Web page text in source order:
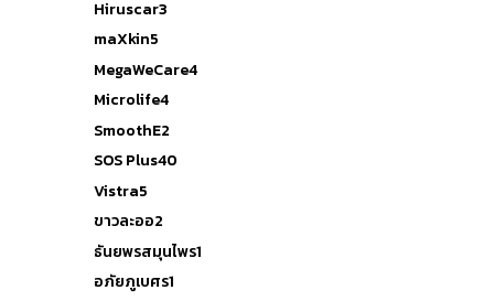
Hiruscar3
maXkin5
MegaWeCare4
Microlife4
SmoothE2
SOS Plus40
Vistra5
ขาวละออ2
ธันยพรสมุนไพร1
อภัยภูเบศร1